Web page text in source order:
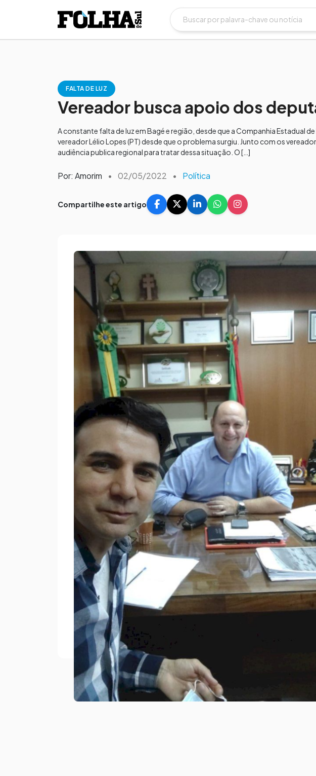
FALTA DE LUZ
Vereador busca apoio dos
A constante falta de luz em Bagé e região, desde que a Companhia Estadual
vereador Lélio Lopes (PT) desde que o problema surgiu. Junto com os
audiência publica regional para tratar dessa situação. O […]
Por: Amorim • 02/05/2022 • Política
Compartilhe este artigo